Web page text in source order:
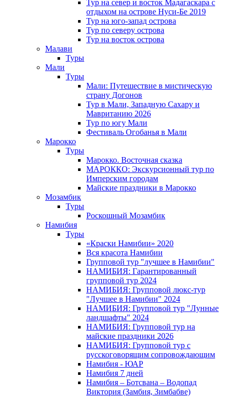
Тур на север и восток Мадагаскара с
отдыхом на острове Нуси-Бе 2019
Тур на юго-запад острова
Тур по северу острова
Тур на восток острова
Малави
Туры
Мали
Туры
Мали: Путешествие в мистическую
страну Догонов
Тур в Мали, Западную Сахару и
Мавританию 2026
Тур по югу Мали
Фестиваль Огобанья в Мали
Марокко
Туры
Марокко. Восточная сказка
МАРОККО: Экскурсионный тур по
Имперским городам
Майские праздники в Марокко
Мозамбик
Туры
Роскошный Мозамбик
Намибия
Туры
«Краски Намибии» 2020
Вся красота Намибии
Групповой тур "лучшее в Намибии"
НАМИБИЯ: Гарантированный
групповой тур 2024
НАМИБИЯ: Групповой люкс-тур
"Лучшее в Намибии" 2024
НАМИБИЯ: Групповой тур "Лунные
ландшафты" 2024
НАМИБИЯ: Групповой тур на
майские праздники 2026
НАМИБИЯ: Групповой тур с
русскоговорящим сопровождающим
Намибия - ЮАР
Намибия 7 дней
Намибия – Ботсвана – Водопад
Виктория (Замбия, Зимбабве)